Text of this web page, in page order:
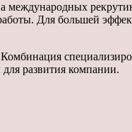
Для большей
развития компании.